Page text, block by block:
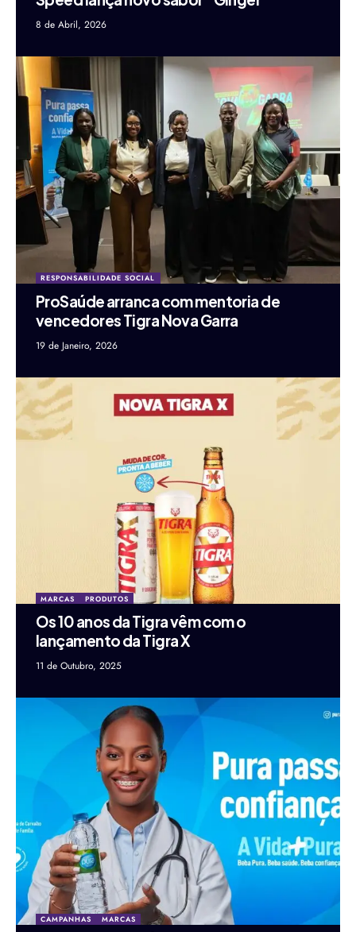
8 de Abril, 2026
RESPONSABILIDADE SOCIAL
ProSaúde arranca com mentoria de
vencedores Tigra Nova Garra
19 de Janeiro, 2026
MARCAS PRODUTOS
Os 10 anos da Tigra vêm com o
lançamento da Tigra X
11 de Outubro, 2025
CAMPANHAS MARCAS